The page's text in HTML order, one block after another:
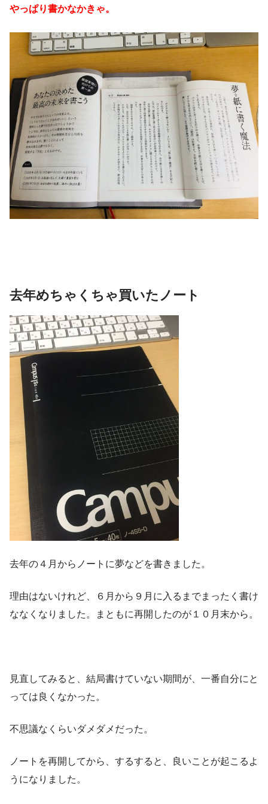
やっぱり書かなかきゃ。
去年めちゃくちゃ買いたノート
去年の４月からノートに夢などを書きました。
理由はないけれど、６月から９月に入るまでまったく書け
ななくなりました。まともに再開したのが１０月末から。
見直してみると、結局書けていない期間が、一番自分にと
っては良くなかった。
不思議なくらいダメダメだった。
ノートを再開してから、するすると、良いことが起こるよ
うになりました。